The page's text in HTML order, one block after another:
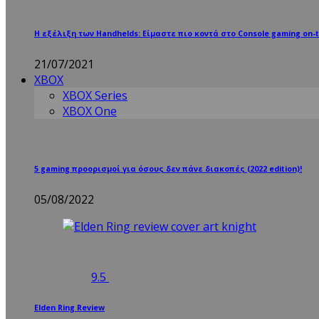
Η εξέλιξη των Handhelds: Είμαστε πιο κοντά στο Console gaming on-
21/07/2021
XBOX
XBOX Series
XBOX One
5 gaming προορισμοί για όσους δεν πάνε διακοπές (2022 edition)!
05/08/2022
9.5
Elden Ring Review